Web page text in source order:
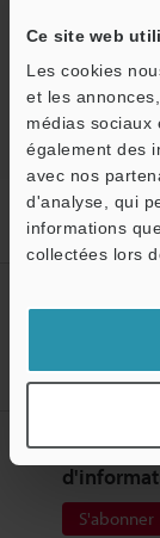
Ce site web
Les cookies
et les
médias sociaux
également des
avec nos
d'analyse, qui
informations
collectées lors
Marquage
Accueil
utilisateur pour les
S'abonner